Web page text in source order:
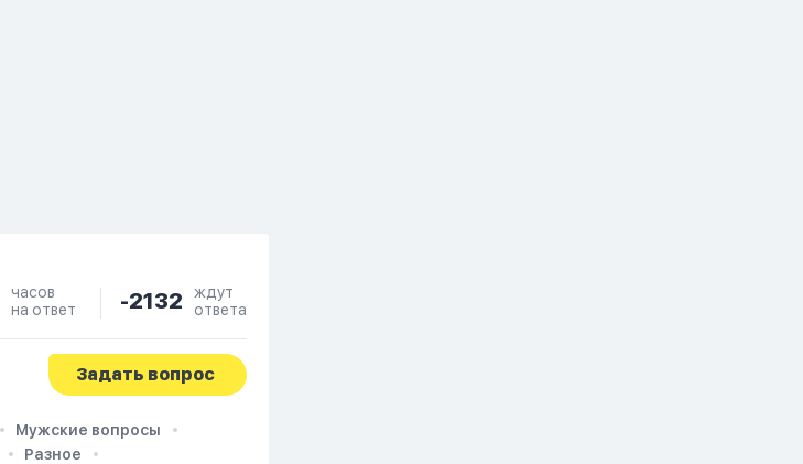
часов
на ответ
-2132
ждут
ответа
Задать вопрос
Мужские вопросы
Разное